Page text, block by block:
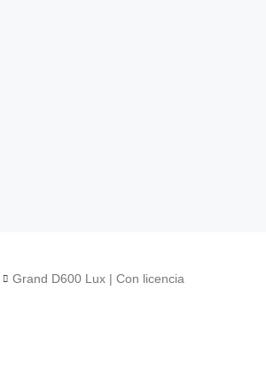
Grand D600 Lux | Con licencia